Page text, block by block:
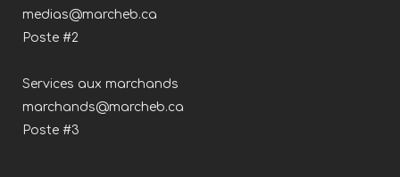
medias@marcheb.ca
Poste #2
Services aux marchands
marchands@marcheb.ca
Poste #3